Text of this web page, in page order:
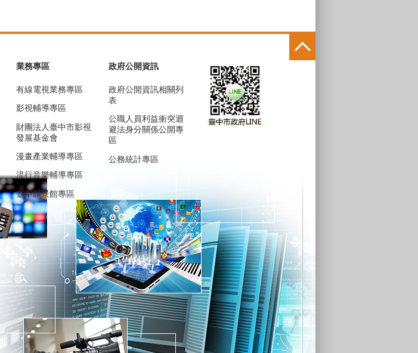
業務專區
有線電視業務專區
影視輔導專區
財團法人臺中市影視
發展基金會
漫畫產業輔導專區
流行音樂輔導專區
臺中願景館專區
政府公開資訊
政府公開資訊相關列
表
公職人員利益衝突迴
避法身分關係公開專
區
公務統計專區